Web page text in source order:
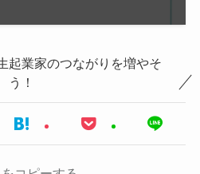
起業家のつながりを増やそ
う！